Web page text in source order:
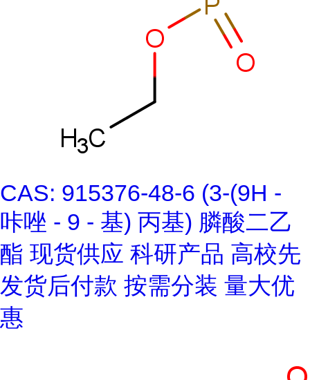
CAS: 915376-48-6 (3-(9H -
咔唑 - 9 - 基) 丙基) 膦酸二乙
酯 现货供应 科研产品 高校先
发货后付款 按需分装 量大优
惠